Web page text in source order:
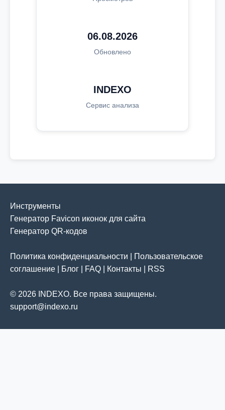
06.08.2026
Обновлено
INDEXO
Сервис анализа
Инструменты
Генератор Favicon иконок для сайта
Генератор QR-кодов
Политика конфиденциальности
Пользовательское
соглашение
Блог FAQ Контакты RSS
© 2026 INDEXO. Все права защищены.
support@indexo.ru